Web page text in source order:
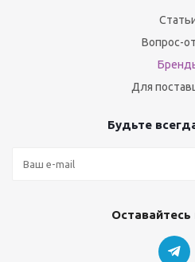
Вопрос-
Для
Будьте
Оставайтесь